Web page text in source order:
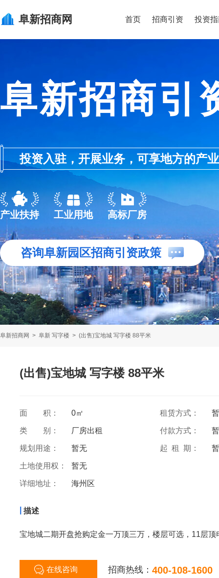
阜新招商网 首页 招商引资 投资
阜新招商引
投资入驻，开展业务，可享地方的产
产业扶持 工业用地 高标厂房
咨询阜新园区招商引资政策
阜新招商网 > 阜新 写字楼 > (出售)宝地城 写字楼 88平米
(出售)宝地城 写字楼 88平米
面 积： 0㎡ 租赁方式：
类 别： 厂房出租 付款方式：
规划用途： 暂无 起 租 期：
土地使用权： 暂无
详细地址： 海州区
描述
宝地城二期开盘抢购定金一万顶三万，楼层可选，11层顶
在线咨询 招商热线： 400-108-1600